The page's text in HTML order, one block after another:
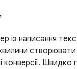
із написання
конверсії. Швидко